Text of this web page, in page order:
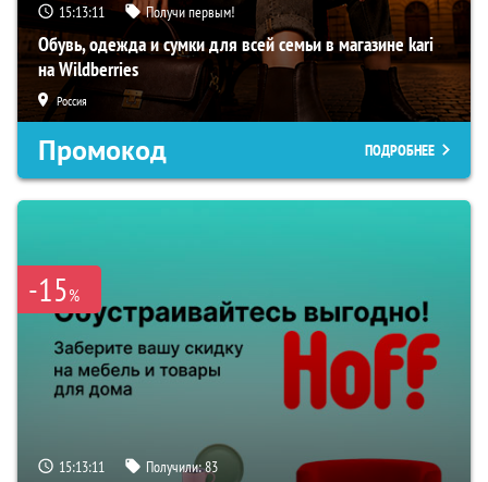
15:13:10 Получи первым!
Обувь, одежда и сумки для всей семьи в магазине kari
на Wildberries
Россия
Промокод ПОДРОБНЕЕ
-15%
15:13:10 Получили:83